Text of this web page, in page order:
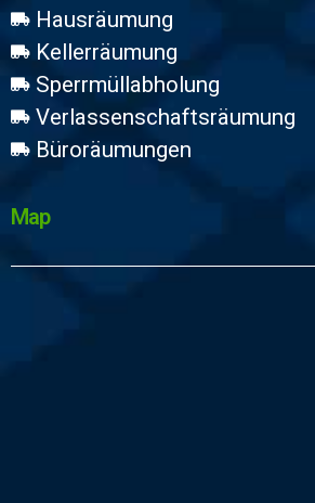
Hausräumung
Kellerräumung
Sperrmüllabholung
Verlassenschaftsräumung
Büroräumungen
Map